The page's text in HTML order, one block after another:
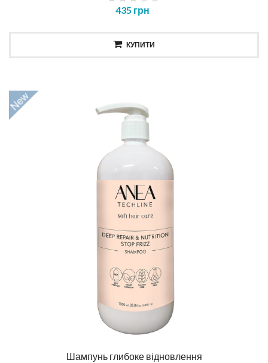
435 грн
КУПИТИ
Шампунь глибоке відновлення